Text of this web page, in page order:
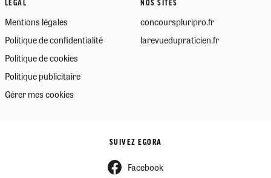
LÉGAL
Mentions légales
Politique de confidentialité
Politique de cookies
Politique publicitaire
Gérer mes cookies
NOS SITES
concourspluripro.fr
larevuedupraticien.fr
SUIVEZ EGORA
Facebook